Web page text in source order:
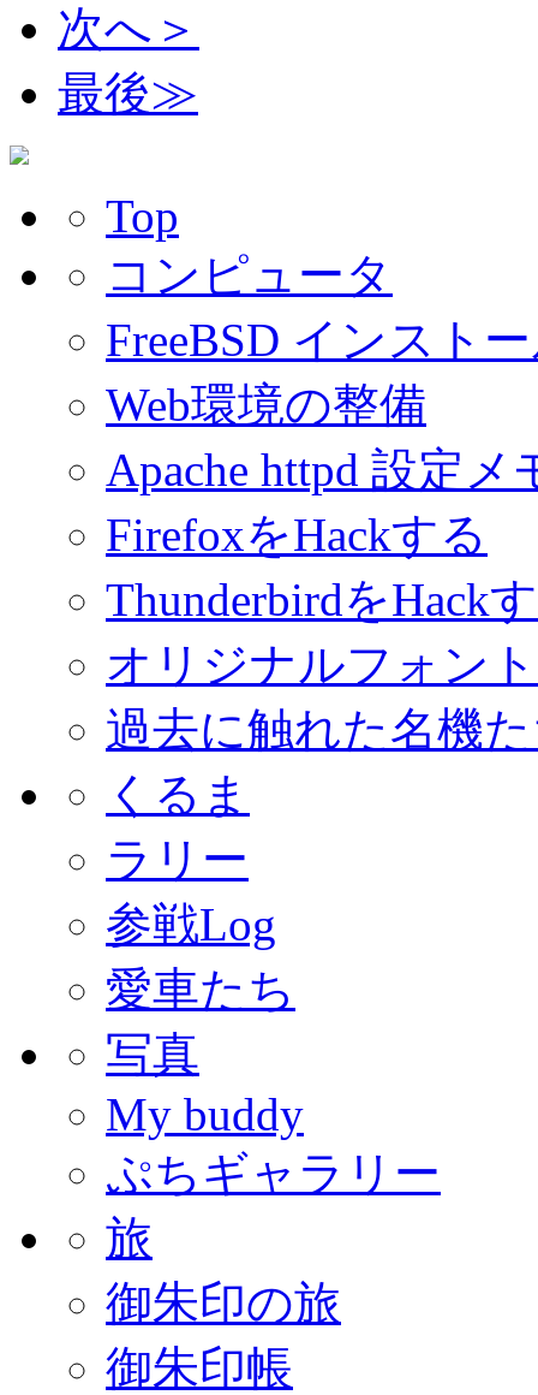
次へ＞
最後≫
Top
コンピュータ
FreeBSD インスト
Web環境の整備
Apache httpd 設定メ
FirefoxをHackする
ThunderbirdをHack
オリジナルフォント
過去に触れた名機
くるま
ラリー
参戦Log
愛車たち
写真
My buddy
ぷちギャラリー
旅
御朱印の旅
御朱印帳